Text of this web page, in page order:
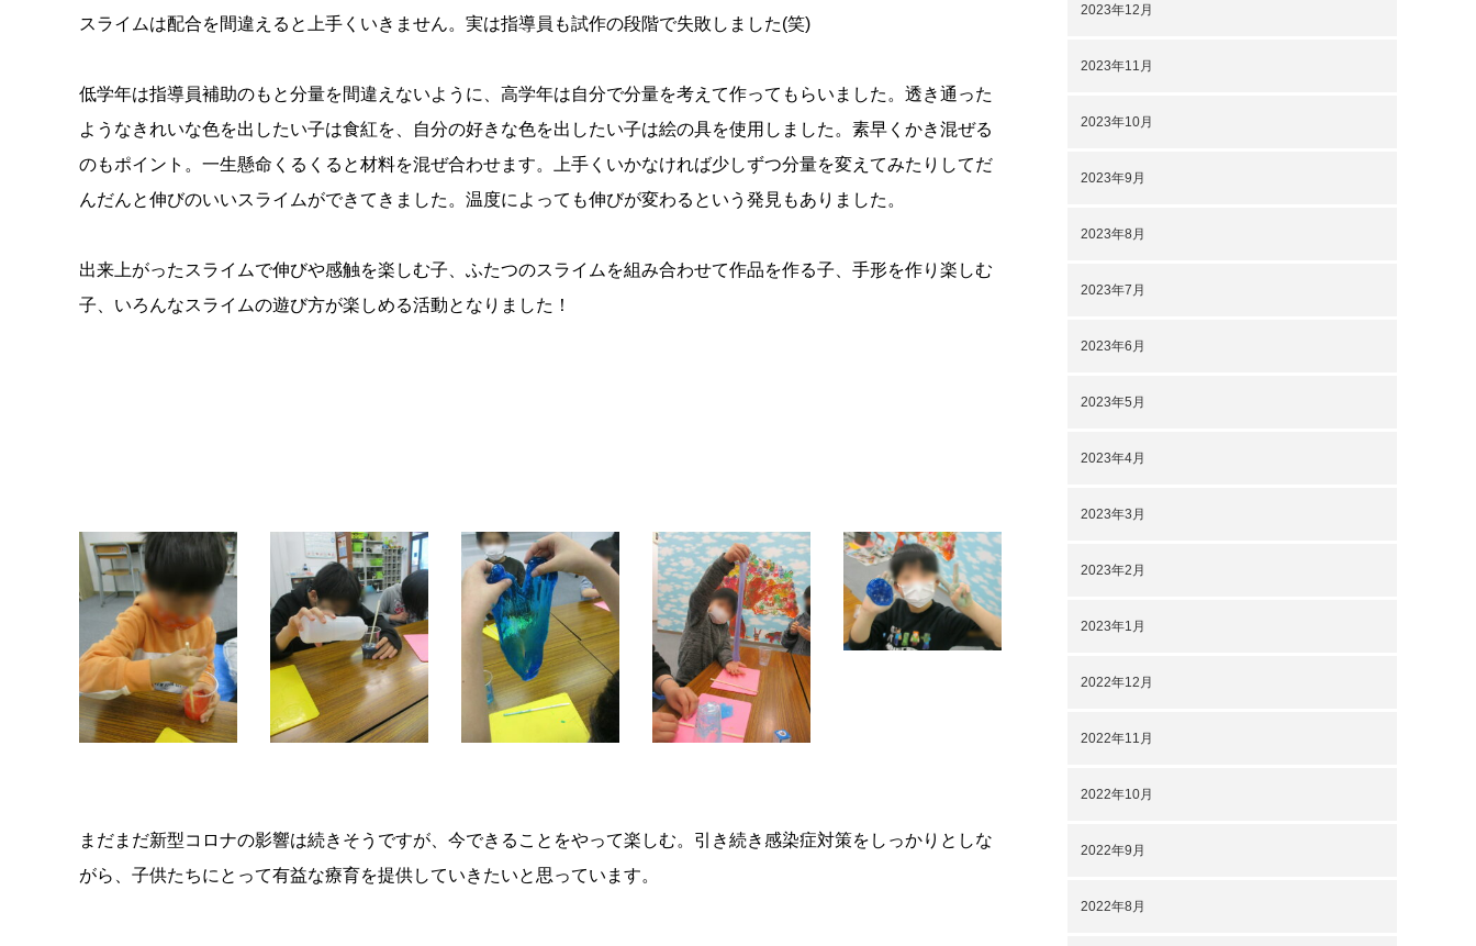
スライムは配合を間違えると上手くいきません。実は指導員も試作の段階で失敗しました(笑)
低学年は指導員補助のもと分量を間違えないように、高学年は自分で分量を考えて作ってもらいました。透き通った
ようなきれいな色を出したい子は食紅を、自分の好きな色を出したい子は絵の具を使用しました。素早くかき混ぜる
のもポイント。一生懸命くるくると材料を混ぜ合わせます。上手くいかなければ少しずつ分量を変えてみたりしてだ
んだんと伸びのいいスライムができてきました。温度によっても伸びが変わるという発見もありました。
出来上がったスライムで伸びや感触を楽しむ子、ふたつのスライムを組み合わせて作品を作る子、手形を作り楽しむ
子、いろんなスライムの遊び方が楽しめる活動となりました！
まだまだ新型コロナの影響は続きそうですが、今できることをやって楽しむ。引き続き感染症対策をしっかりとしな
がら、子供たちにとって有益な療育を提供していきたいと思っています。
2023年12月
2023年11月
2023年10月
2023年9月
2023年8月
2023年7月
2023年6月
2023年5月
2023年4月
2023年3月
2023年2月
2023年1月
2022年12月
2022年11月
2022年10月
2022年9月
2022年8月